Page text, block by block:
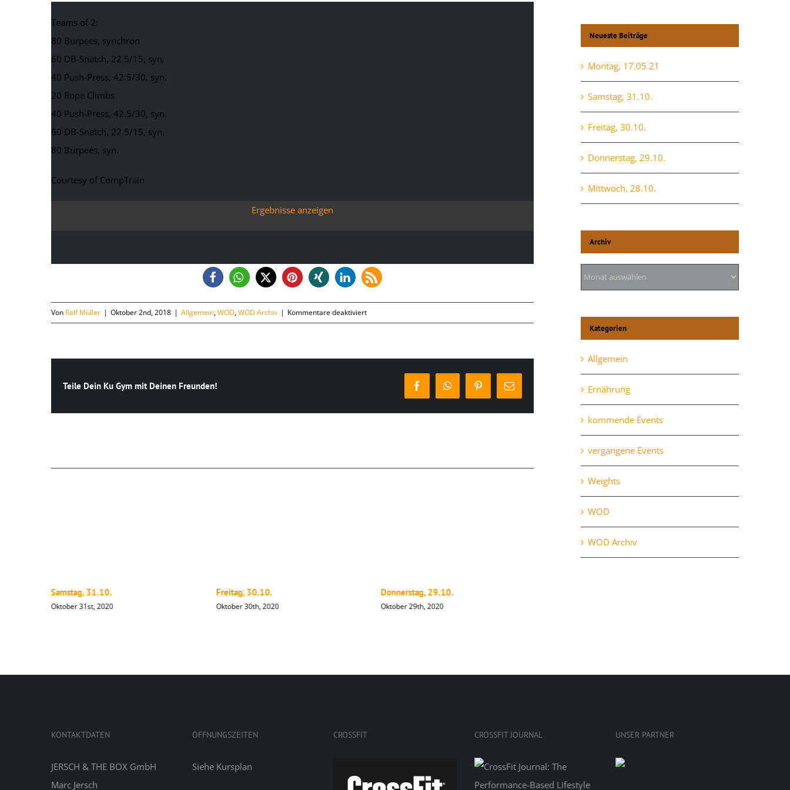
Teams of 2:
80 Burpees, synchron
60 DB-Snatch, 22.5/15, syn.
40 Push-Press, 42.5/30, syn.
20 Rope Climbs
40 Push-Press, 42.5/30, syn.
60 DB-Snatch, 22.5/15, syn.
80 Burpees, syn.
Courtesy of CompTrain
Ergebnisse anzeigen
Von Ralf Müller | Oktober 2nd, 2018 | Allgemein,WOD,WOD Archiv | Kommentare deaktiviertfür
Dienstag,
Teile Dein Ku Gym mit Deinen Freunden! FacebookWhatsAppPinterest
E-
Mail
Samstag, 31.10.
Oktober 31st, 2020
Freitag, 30.10.
Oktober 30th, 2020
Donnerstag, 29.10.
Oktober 29th, 2020
Neueste Beiträge
Montag, 17.05.21
Samstag, 31.10.
Freitag, 30.10.
Donnerstag, 29.10.
Mittwoch, 28.10.
Archiv
Archiv
Kategorien
Allgemein
Ernährung
kommende Events
vergangene Events
Weights
WOD
WOD Archiv
KONTAKTDATEN
JERSCH & THE BOX GmbH
Marc Jersch
ÖFFNUNGSZEITEN
Siehe Kursplan
CROSSFIT CROSSFIT JOURNAL UNSER PARTNER